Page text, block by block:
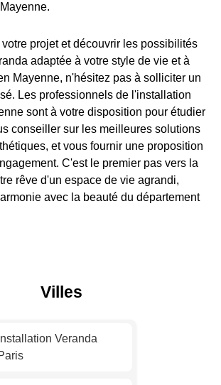
projet et découvrir les possibilités
adaptée à votre style de vie et à
Mayenne, n'hésitez pas à solliciter un
Les professionnels de l'installation
sont à votre disposition pour étudier
conseiller sur les meilleures solutions
et vous fournir une proposition
C'est le premier pas vers la
rêve d'un espace de vie agrandi,
avec la beauté du département
Villes
Installation Veranda